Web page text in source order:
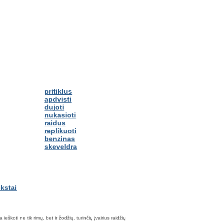
pritiklus
apdvisti
dujoti
nukasioti
raidus
replikuoti
benzinas
skeveldra
ne tik rimų, bet ir žodžių, turinčių įvairius raidžių